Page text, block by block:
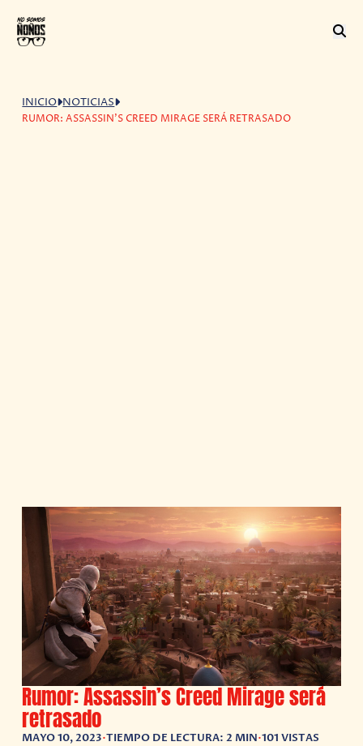
INICIO NOTICIAS
RUMOR: ASSASSIN'S CREED MIRAGE SERÁ RETRASADO
Rumor: Assassin’s Creed Mirage será
retrasado
MAYO 10, 2023•TIEMPO DE LECTURA: 2 MIN•101 VISTAS